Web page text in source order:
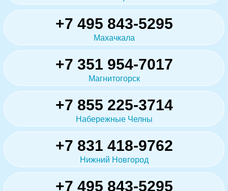
+7 495 843-5295
Махачкала
+7 351 954-7017
Магнитогорск
+7 855 225-3714
Набережные Челны
+7 831 418-9762
Нижний Новгород
+7 495 843-5295